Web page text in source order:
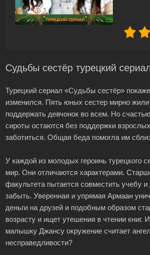
Судьбы сестёр турецкий
Турецкий сериал «Судьбы сестёр»
изменился. Пять юных сестер мирно
поддержать девчонок во всем. Но
сироты остаются без поддержки
заботиться. Общая беда помогла им
У каждой из молодых героинь
мир. Они отличаются характерами.
факультета пытается совместить учебу
забыть. Уверенная и упрямая Армаан
деньги на друзей и подобным образом
возрасту и ищет утешения в чтении
малышку Джансу окружение считает
несправедливости?